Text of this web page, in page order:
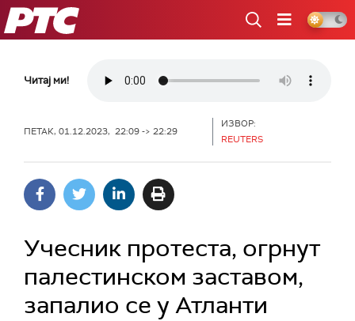
РТС
Читај ми!
ПЕТАК, 01.12.2023, 22:09 -> 22:29
ИЗВОР:
REUTERS
Учесник протеста, огрнут
палестинском заставом,
запалио се у Атланти